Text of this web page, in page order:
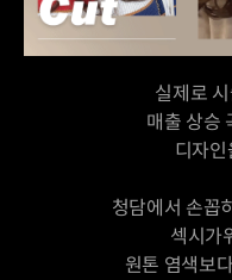
실제로
매출 상승
디자
청담에서 손꼽
섹시가
원톤 염색보